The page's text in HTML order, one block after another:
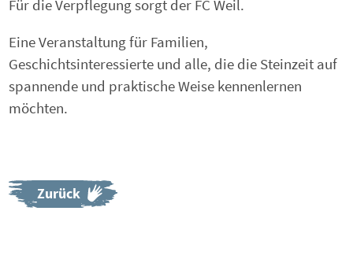
Für die Verpflegung sorgt der FC Weil.
Eine Veranstaltung für Familien,
Geschichtsinteressierte und alle, die die Steinzeit auf
spannende und praktische Weise kennenlernen
möchten.
Zurück